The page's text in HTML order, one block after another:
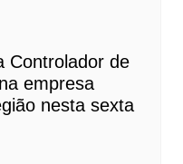
Controlador de
empresa
nesta sexta